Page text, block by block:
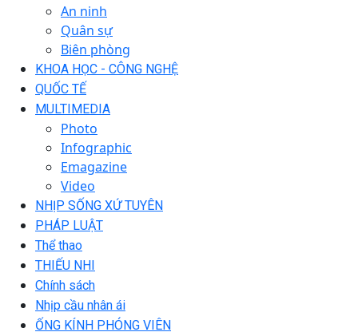
An ninh
Quân sự
Biên phòng
KHOA HỌC - CÔNG NGHỆ
QUỐC TẾ
MULTIMEDIA
Photo
Infographic
Emagazine
Video
NHỊP SỐNG XỨ TUYÊN
PHÁP LUẬT
Thể thao
THIẾU NHI
Chính sách
Nhịp cầu nhân ái
ỐNG KÍNH PHÓNG VIÊN